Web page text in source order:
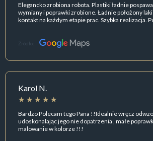
Elegancko zrobiona robota. Plastiki ładnie
wymiany i poprawki zrobione. Ładnie położony
kontakt na każdym etapie prac. Szybka realizacja.
Źródło:
Karol N.
Bardzo Polecam tego Pana !!Idealnie wręcz
udoskonalając jego nie dopatrzenia , małe
malowanie w kolorze !!!